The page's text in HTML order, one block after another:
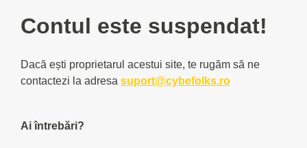
Contul este suspendat!
Dacă ești proprietarul acestui site, te rugăm să ne
contactezi la adresa suport@cybefolks.ro
Ai întrebări?